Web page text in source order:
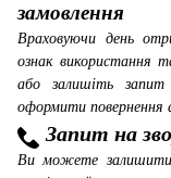
замовлення
Враховуючи день
ознак використання
або залишіть
оформити повернення
Запит на
Ви можете залишити